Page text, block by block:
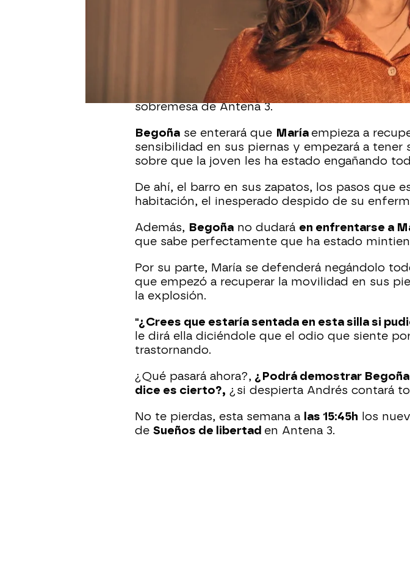
20 de octubre de 2025, 22:59
La tensión en la serie más vista de la
la explosión en la fábricay queAndrés
llega otro punto importante a la ficción que
sobremesa de Antena 3.
Begoña se enterará que María empieza a
sensibilidad en sus piernas y empezará a tener
sobre que la joven les ha estado engañando
De ahí, el barro en sus zapatos, los pasos que
habitación, el inesperado despido de su
Además, Begoña no dudará en enfrentarse a
que sabe perfectamente que ha estado
Por su parte, María se defenderá negándolo
que empezó a recuperar la movilidad en sus
la explosión.
"¿Crees que estaría sentada en esta silla si
le dirá ella diciéndole que el odio que siente
trastornando.
¿Qué pasará ahora?, ¿Podrá demostrar
dice es cierto?, ¿si despierta Andrés contará
No te pierdas, esta semana a las 15:45h los
de Sueños de libertad en Antena 3.